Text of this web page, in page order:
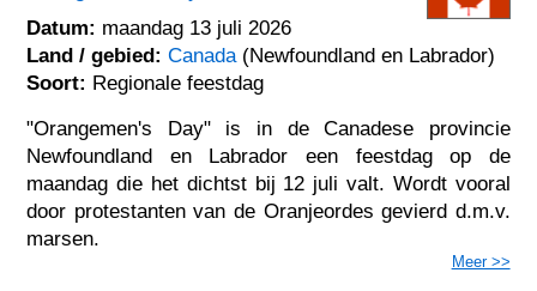
Datum: maandag 13 juli 2026
Land / gebied: Canada (Newfoundland en Labrador)
Soort: Regionale feestdag
"Orangemen's Day" is in de Canadese provincie
Newfoundland en Labrador een feestdag op de
maandag die het dichtst bij 12 juli valt. Wordt vooral
door protestanten van de Oranjeordes gevierd d.m.v.
marsen.
Meer >>